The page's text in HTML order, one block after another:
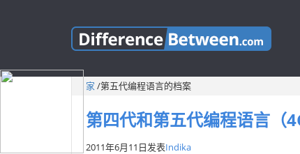
家 /第五代编程语言的档案
第四代和第五代编程语言（
2011年6月11日发表Indika